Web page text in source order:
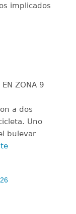
implicados
EN ZONA 9
a dos
Uno
bulevar